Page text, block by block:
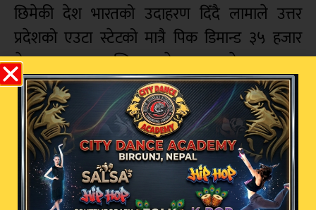
छिमेकी देश भारतको उदाहरण दिँदै लामाले उत्तर
प्रदेशको एउटा स्टेटको मात्रै पिक डिमान्ड ३५ हजार
मेगावाट र अल इन्डिया साढे ३ लाख मेगावाट पुग्दा
नेपाल भने १० वर्षमा ३० हजार मेगावाट उत्पादनको
नारामा मात्रै अल्झिएको टिप्पणी गरे ।
‘यदि निजी क्षेत्रलाई भारतमा बिजुली बेच्न खुला
छाडिदिने हो भने अहिले नेपालले बेचिरहेको दरभन्दा
४० प्रतिशत बढी मूल्यमा हामी वर्षायामको बिजुली